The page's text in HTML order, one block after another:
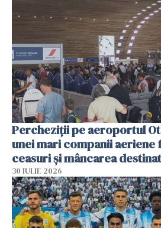
Percheziții pe aeroportul
unei mari companii
ceasuri și mâncarea
30 IULIE 2026